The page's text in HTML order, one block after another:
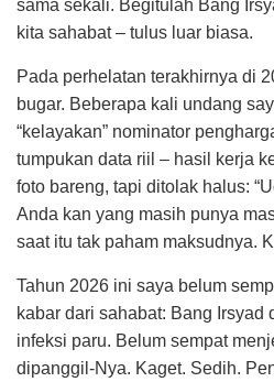
sama sekali. Begitulah Bang
kita sahabat – tulus luar biasa.
Pada perhelatan terakhirnya di
bugar. Beberapa kali undang
“kelayakan” nominator
tumpukan data riil – hasil kerja
foto bareng, tapi ditolak halus:
Anda kan yang masih punya
saat itu tak paham maksudnya.
Tahun 2026 ini saya belum
kabar dari sahabat: Bang Irsyad
infeksi paru. Belum sempat
dipanggil-Nya. Kaget. Sedih.